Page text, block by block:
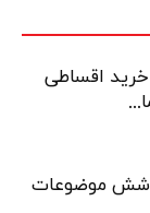
اقساطی
موضوعات